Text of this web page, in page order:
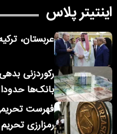
اینتیتر پلاس
عربستان،
بانک‌ها حدودا ۳ هزار
فهرست
رمزارزی